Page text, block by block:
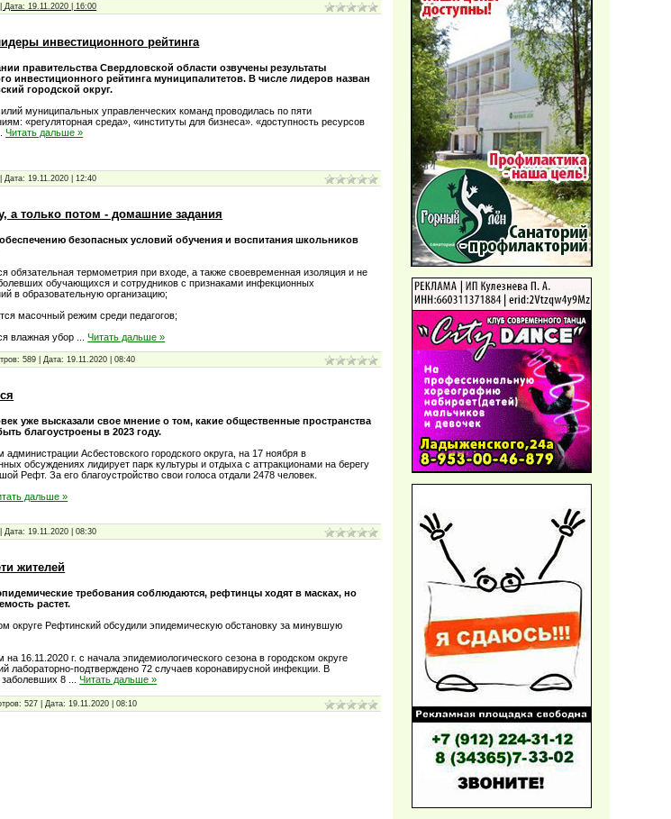
Дата: 19.11.2020 |16:00
инвестиционного рейтинга
правительства Свердловской области озвучены результаты
инвестиционного рейтинга муниципалитетов. В числе лидеров назван
городской округ.
муниципальных управленческих команд проводилась по пяти
«регуляторная среда», «институты для бизнеса». «доступность ресурсов
...Читать дальше »
Дата: 19.11.2020 |12:40
а только потом - домашние задания
безопасных условий обучения и воспитания школьников
обязательная термометрия при входе, а также своевременная изоляция и не
обучающихся и сотрудников с признаками инфекционных
в образовательную организацию;
масочный режим среди педагогов;
влажная убор
...Читать дальше »
589 Дата: 19.11.2020 |08:40
уже высказали свое мнение о том, какие общественные пространства
благоустроены в 2023 году.
Асбестовского городского округа, на 17 ноября в
обсуждениях лидирует парк культуры и отдыха с аттракционами на берегу
Рефт. За его благоустройство свои голоса отдали 2478 человек.
дальше »
Дата: 19.11.2020 |08:30
жителей
требования соблюдаются, рефтинцы ходят в масках, но
растет.
округе Рефтинский обсудили эпидемическую обстановку за минувшую
16.11.2020 г. с начала эпидемиологического сезона в городском округе
лабораторно-подтверждено 72 случаев коронавирусной инфекции. В
заболевших 8
...Читать дальше »
527 Дата: 19.11.2020 |08:10